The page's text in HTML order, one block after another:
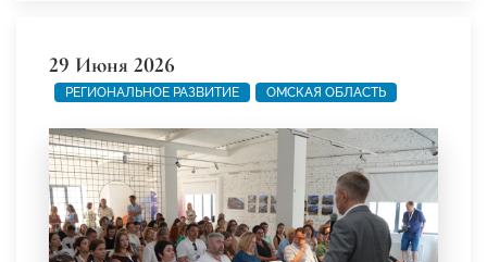
29 Июня 2026
РЕГИОНАЛЬНОЕ РАЗВИТИЕ ОМСКАЯ ОБЛАСТЬ